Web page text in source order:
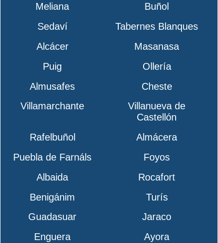
Meliana
Buñol
Sedaví
Tabernes Blanques
Alcácer
Masanasa
Puig
Ollería
Almusafes
Cheste
Villamarchante
Villanueva de
Castellón
Rafelbuñol
Almácera
Puebla de Farnáls
Foyos
Albaida
Rocafort
Benigánim
Turís
Guadasuar
Jaraco
Enguera
Ayora